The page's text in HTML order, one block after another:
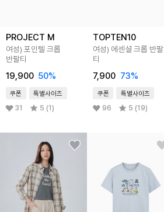
PROJECT M
여성) 포인텔 크롭
반팔티
19,900 50%
쿠폰 특별사이즈
31 5 (1)
TOPTEN10
여성) 에센셜 크롭 반팔
티
7,900 73%
쿠폰 특별사이즈
96 5 (19)